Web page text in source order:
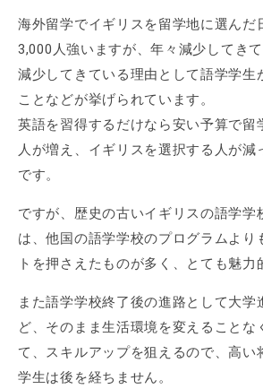
海外留学でイギリスを留学地に選んだ
3,000人強いますが、年々減少してきて
減少してきている理由として語学学生
ことなどが挙げられています。
英語を習得するだけなら安い予算で留
人が増え、イギリスを選択する人が減
です。
ですが、歴史の古いイギリスの語学学
は、他国の語学学校のプログラムより
トを押さえたものが多く、とても魅力
また語学学校終了後の進路として大学
ど、そのまま生活環境を変えることな
て、スキルアップを狙えるので、高い
学生は後を経ちません。